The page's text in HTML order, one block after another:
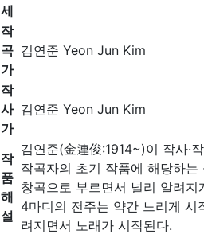
세
작
곡
가
김연준 Yeon Jun Kim
작
사
가
김연준 Yeon Jun Kim
작
품
해
설
김연준(金連俊:1914~)이 작사·
작곡자의 초기 작품에 해당하
창곡으로 부르면서 널리 알려지
4마디의 전주는 약간 느리게 시
려지면서 노래가 시작된다.